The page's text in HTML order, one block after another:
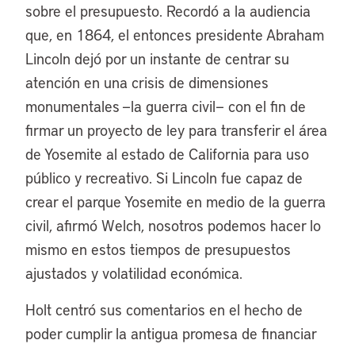
sobre el presupuesto. Recordó a la audiencia
que, en 1864, el entonces presidente Abraham
Lincoln dejó por un instante de centrar su
atención en una crisis de dimensiones
monumentales —la guerra civil— con el fin de
firmar un proyecto de ley para transferir el área
de Yosemite al estado de California para uso
público y recreativo. Si Lincoln fue capaz de
crear el parque Yosemite en medio de la guerra
civil, afirmó Welch, nosotros podemos hacer lo
mismo en estos tiempos de presupuestos
ajustados y volatilidad económica.
Holt centró sus comentarios en el hecho de
poder cumplir la antigua promesa de financiar